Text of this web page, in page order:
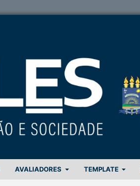
AVALIADORES TEMPLATE